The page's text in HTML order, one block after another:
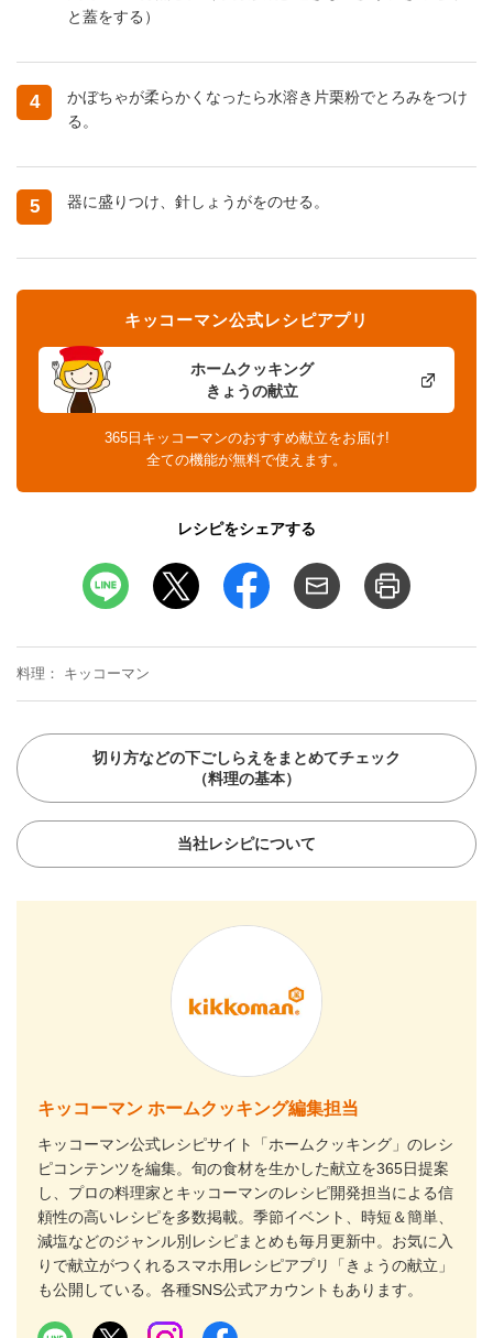
と蓋をする）
4
かぼちゃが柔らかくなったら水溶き片栗粉でとろみをつけ
る。
5 器に盛りつけ、針しょうがをのせる。
ホームクッキング
きょうの献立
キッコーマン公式レシピアプリ
365日キッコーマンのおすすめ献立をお届け!
全ての機能が無料で使えます。
レシピをシェアする
料理 キッコーマン
切り方などの下ごしらえをまとめてチェック
（料理の基本）
当社レシピについて
キッコーマン ホームクッキング編集担当
キッコーマン公式レシピサイト「ホームクッキング」のレシ
ピコンテンツを編集。旬の食材を生かした献立を365日提案
し、プロの料理家とキッコーマンのレシピ開発担当による信
頼性の高いレシピを多数掲載。季節イベント、時短＆簡単、
減塩などのジャンル別レシピまとめも毎月更新中。お気に入
りで献立がつくれるスマホ用レシピアプリ「きょうの献立」
も公開している。各種SNS公式アカウントもあります。